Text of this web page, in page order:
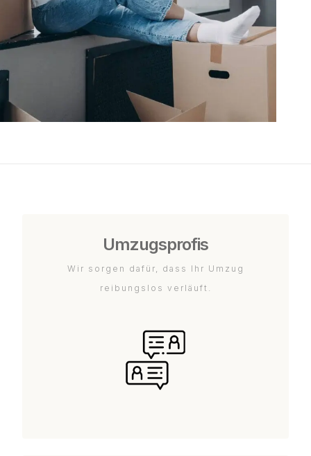
Umzugsprofis
Wir sorgen dafür, dass Ihr Umzug
reibungslos verläuft.